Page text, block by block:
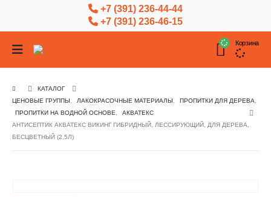
+7 (391) 236-44-44
+7 (391) 236-46-15
Корзина
КАТАЛОГ
ЦЕНОВЫЕ ГРУППЫ
ЛАКОКРАСОЧНЫЕ МАТЕРИАЛЫ ПРОПИТКИ ДЛЯ ДЕРЕВА
ПРОПИТКИ НА ВОДНОЙ ОСНОВЕ
АКВАТЕКС
АНТИСЕПТИК АКВАТЕКС ВИКИНГ ГИБРИДНЫЙ, ЛЕССИРУЮЩИЙ, ДЛЯ ДЕРЕВА,
БЕСЦВЕТНЫЙ (2,5Л)